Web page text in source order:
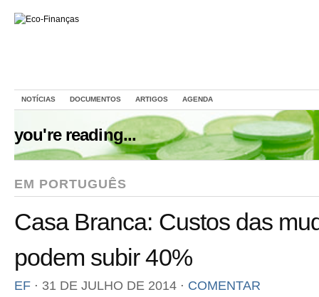
NOTÍCIAS DOCUMENTOS ARTIGOS AGENDA
you're reading...
EM PORTUGUÊS
Casa Branca: Custos das
podem subir 40%
EF ⋅ 31 DE JULHO DE 2014 ⋅ COMENTAR